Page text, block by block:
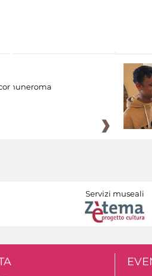
Servizi museali